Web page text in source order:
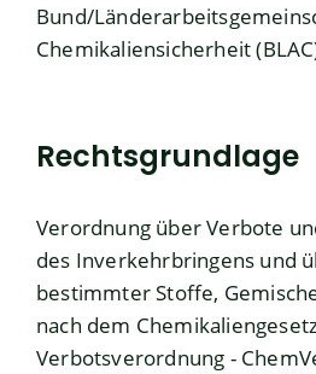
Bund/
Chemikaliensicherheit
Rechtsgrundlage
Verordnung über Verbote
des Inverkehrbringens und
bestimmter Stoffe,
nach dem
Verbotsverordnung -